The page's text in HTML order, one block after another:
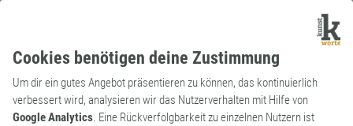
Cookies benötigen deine Zustimmung
Um dir ein gutes Angebot präsentieren zu können, das kontinuierlich
verbessert wird, analysieren wir das Nutzerverhalten mit Hilfe von
Google Analytics. Eine Rückverfolgbarkeit zu einzelnen Nutzern ist